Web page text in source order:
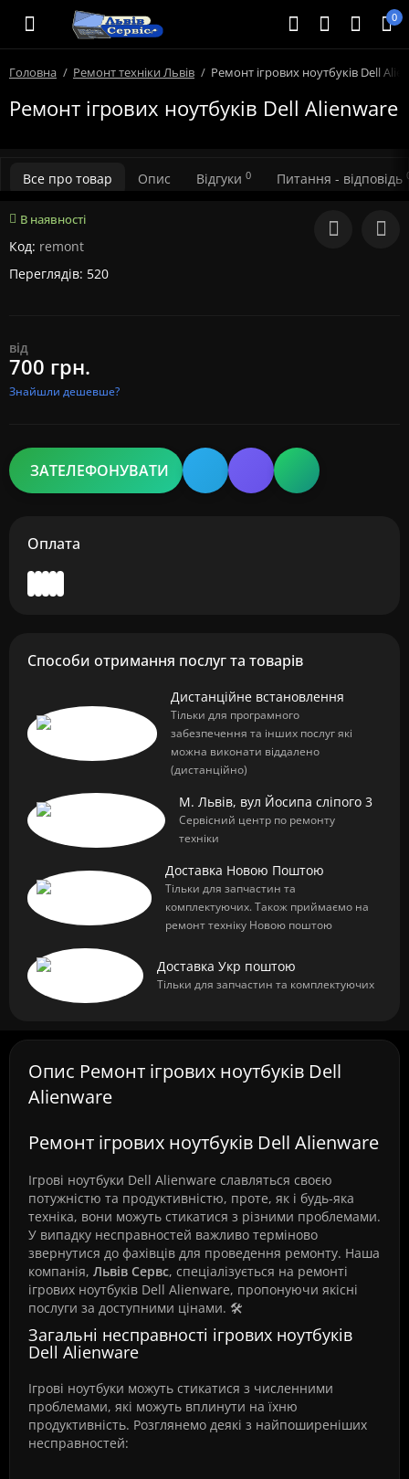
0
Головна Ремонт техніки Львів Ремонт ігрових ноутбуків Dell
Ремонт ігрових ноутбуків Dell Alienware
Все про товар Опис Відгуки 0 Питання - відповідь
В наявності
Код: remont
Переглядів: 520
від
700 грн.
Знайшли дешевше?
ЗАТЕЛЕФОНУВАТИ
Оплата
Способи отримання послуг та товарів
Дистанційне встановлення
Тільки для програмного
забезпечення та інших послуг які
можна виконати віддалено
(дистанційно)
М. Львів, вул Йосипа сліпого 3
Сервісний центр по ремонту
техніки
Доставка Новою Поштою
Тільки для запчастин та
комплектуючих. Також приймаємо на
ремонт техніку Новою поштою
Доставка Укр поштою
Тільки для запчастин та комплектуючих
Опис Ремонт ігрових ноутбуків Dell
Alienware
Ремонт ігрових ноутбуків Dell Alienware
Ігрові ноутбуки Dell Alienware славляться своєю
потужністю та продуктивністю, проте, як і будь-яка
техніка, вони можуть стикатися з різними проблемами.
У випадку несправностей важливо терміново
звернутися до фахівців для проведення ремонту. Наша
компанія, Львів Сервс, спеціалізується на ремонті
ігрових ноутбуків Dell Alienware, пропонуючи якісні
послуги за доступними цінами. 🛠️
Загальні несправності ігрових ноутбуків
Dell Alienware
Ігрові ноутбуки можуть стикатися з численними
проблемами, які можуть вплинути на їхню
продуктивність. Розглянемо деякі з найпоширеніших
несправностей: